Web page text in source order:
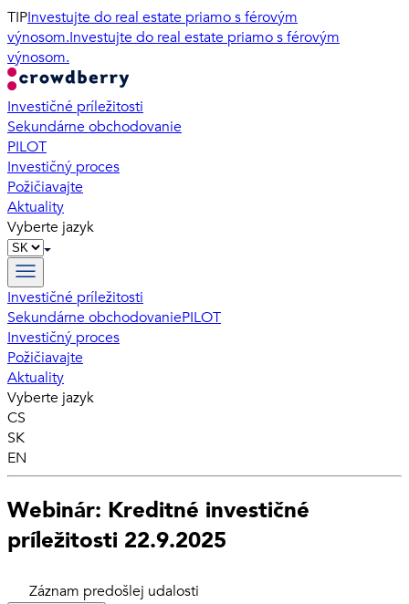
TIPInvestujte do real estate priamo s férovým
výnosom.Investujte do real estate priamo s férovým
výnosom.
Investičné príležitosti
Sekundárne obchodovanie
PILOT
Investičný proces
Požičiavajte
Aktuality
Vyberte jazyk
Investičné príležitosti
Sekundárne obchodovaniePILOT
Investičný proces
Požičiavajte
Aktuality
Vyberte jazyk
CS
SK
EN
Webinár: Kreditné investičné
príležitosti 22.9.2025
Záznam predošlej udalosti